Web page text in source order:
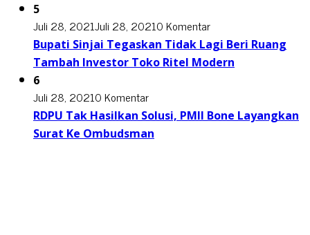
5
Juli 28, 2021Juli 28, 20210 Komentar
Bupati Sinjai Tegaskan Tidak Lagi Beri Ruang
Tambah Investor Toko Ritel Modern
6
Juli 28, 20210 Komentar
RDPU Tak Hasilkan Solusi, PMII Bone Layangkan
Surat Ke Ombudsman